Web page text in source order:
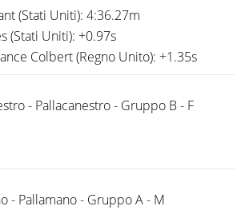
(Stati Uniti): 4:36.27m
(Stati Uniti): +0.97s
Colbert (Regno Unito): +1.35s
- Pallacanestro - Gruppo B - F
- Pallamano - Gruppo A - M